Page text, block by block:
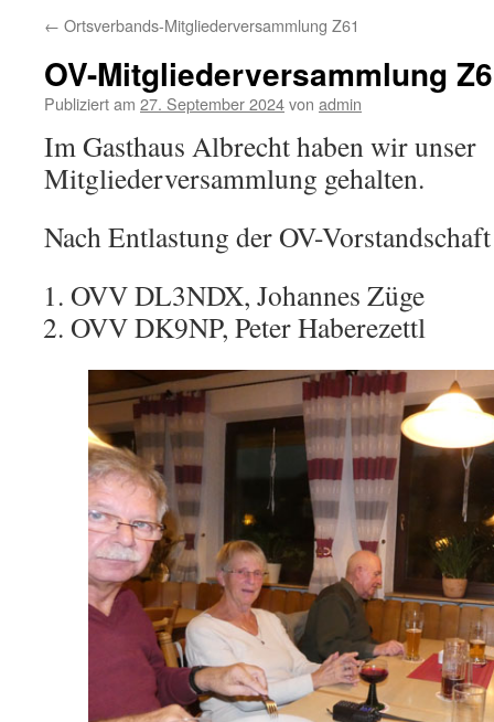
← Ortsverbands-Mitgliederversammlung Z61
OV-Mitgliederversammlung
Publiziert am 27. September 2024von admin
Im Gasthaus Albrecht haben wir unser
Mitgliederversammlung gehalten.
Nach Entlastung der OV-
OVV DL3NDX, Johannes Züge
OVV DK9NP, Peter Haberezettl